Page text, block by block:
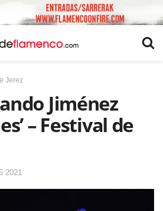
Jerez
Jiménez
– Festival de
2021